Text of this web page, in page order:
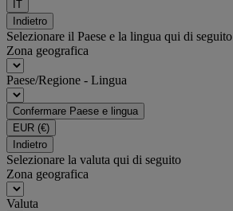
IT
Indietro
Selezionare il Paese e la lingua qui di seguito
Zona geografica
Paese/Regione - Lingua
Confermare Paese e lingua
EUR (€)
Indietro
Selezionare la valuta qui di seguito
Zona geografica
Valuta